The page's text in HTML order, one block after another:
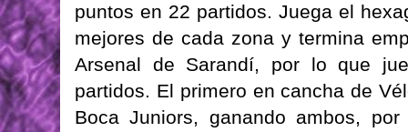
puntos en 22 partidos. Juega el
mejores de cada zona y termina
Arsenal de Sarandí, por lo que
partidos. El primero en cancha de
Boca Juniors, ganando ambos,